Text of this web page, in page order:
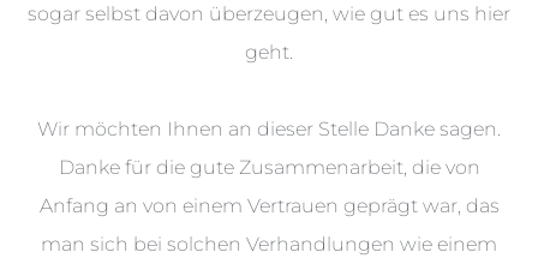
sogar selbst davon überzeugen, wie gut es uns hier
geht.
Wir möchten Ihnen an dieser Stelle Danke sagen.
Danke für die gute Zusammenarbeit, die von
Anfang an von einem Vertrauen geprägt war, das
man sich bei solchen Verhandlungen wie einem